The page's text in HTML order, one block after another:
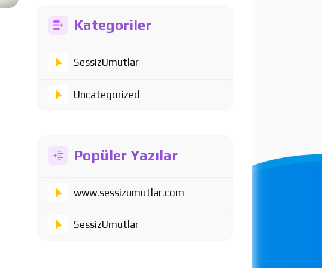
Kategoriler
SessizUmutlar
Uncategorized
Popüler Yazılar
www.sessizumutlar.com
SessizUmutlar